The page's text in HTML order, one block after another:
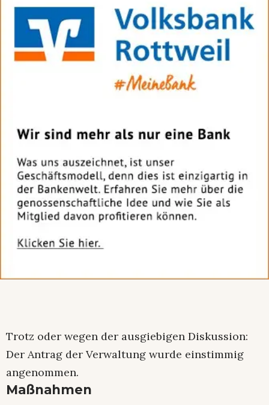
Trotz oder wegen der ausgiebigen Diskussion:
Der Antrag der Verwaltung wurde einstimmig
angenommen.
Maßnahmen